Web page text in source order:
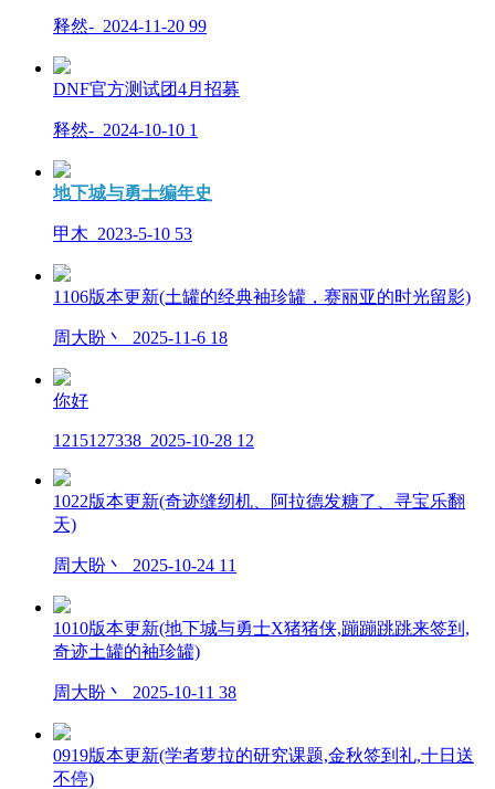
释然- 2024-11-20 99
DNF官方测试团4月招募
释然- 2024-10-10 1
地下城与勇士编年史
甲木 2023-5-10 53
1106版本更新(土罐的经典袖珍罐，赛丽亚的时光留影)
周大盼丶 2025-11-6 18
你好
1215127338 2025-10-28 12
1022版本更新(奇迹缝纫机、阿拉德发糖了、寻宝乐翻
天)
周大盼丶 2025-10-24 11
1010版本更新(地下城与勇士X猪猪侠,蹦蹦跳跳来签到,
奇迹土罐的袖珍罐)
周大盼丶 2025-10-11 38
0919版本更新(学者萝拉的研究课题,金秋签到礼,十日送
不停)